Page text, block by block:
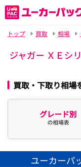
トップ
買取 相場
ジャガー ＸＥシ
買取・下取り相場
グレード別
の相場表
ユーカーパ